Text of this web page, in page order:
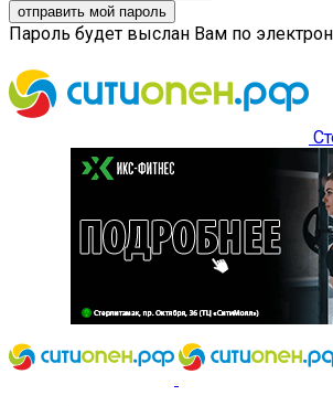
Пароль будет выслан Вам по